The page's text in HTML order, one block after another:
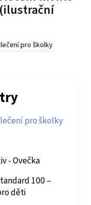
pro školky
- Ovečka
100 –
děti